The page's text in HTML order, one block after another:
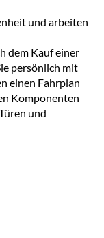
und arbeiten
dem Kauf einer
persönlich mit
einen Fahrplan
Komponenten
und